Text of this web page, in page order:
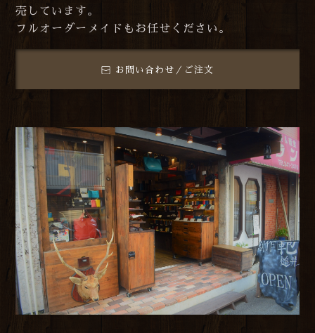
売しています。
フルオーダーメイドもお任せください。
お問い合わせ／ご注文